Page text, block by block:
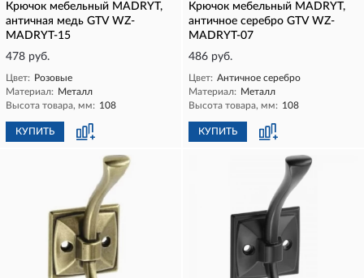
Крючок мебельный MADRYT,
античная медь GTV WZ-
MADRYT-15
478 руб.
Цвет: Розовые
Материал: Металл
Высота товара, мм: 108
КУПИТЬ
Крючок мебельный MADRYT,
античное серебро GTV WZ-
MADRYT-07
486 руб.
Цвет: Античное серебро
Материал: Металл
Высота товара, мм: 108
КУПИТЬ